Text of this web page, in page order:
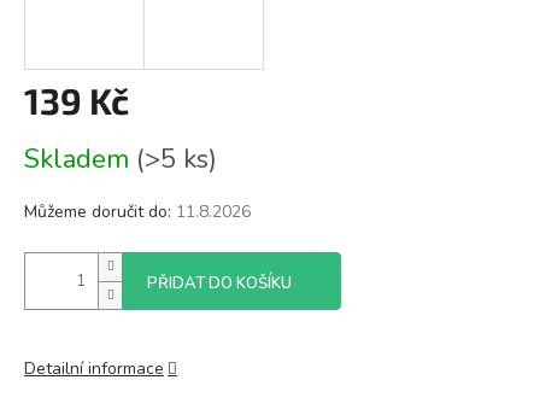
139 Kč
cena:
Skladem (>5 ks)
Můžeme doručit do: 11.8.2026
PŘIDAT DO KOŠÍKU
Detailní informace